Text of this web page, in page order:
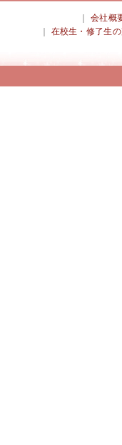
会社概
在校生・修了生